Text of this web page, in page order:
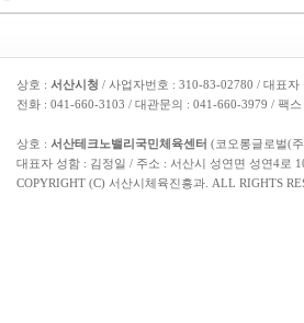
상호 : 서산시청 / 사업자번호 : 310-83-02780 / 대표
전화 : 041-660-3103 / 대관문의 : 041-660-3979 / 팩
상호 : 서산테크노밸리국민체육센터 (코오롱글로벌(
대표자 성함 : 김정일 / 주소 : 서산시 성연면 성연4로
COPYRIGHT (C) 서산시체육진흥과. ALL RIGHTS